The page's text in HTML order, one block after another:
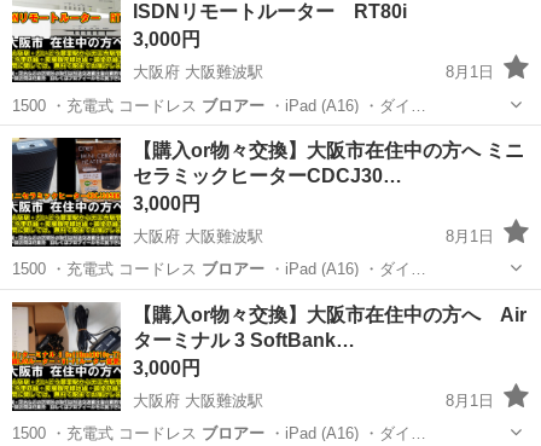
で...
ISDNリモートルーター RT80i
3,000円
大阪府 大阪難波駅
8月1日
1500 ・充電式 コードレス ブロアー・iPad (A16) ・ダイ…
大阪 大阪市 大阪難波駅 電話、ＦＡＸ Jackery
【購入or物々交換】大阪市在住中の方へ ミニ
セラミックヒーターCDCJ30…
3,000円
大阪府 大阪難波駅
8月1日
1500 ・充電式 コードレス ブロアー・iPad (A16) ・ダイ…
大阪 大阪市 大阪難波駅 季節、空調家電 CDCJ
【購入or物々交換】大阪市在住中の方へ Air
ターミナル 3 SoftBank…
3,000円
大阪府 大阪難波駅
8月1日
1500 ・充電式 コードレス ブロアー・iPad (A16) ・ダイ…